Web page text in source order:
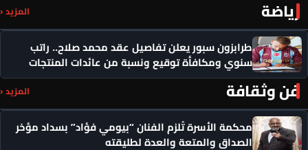
رياضة المزيد ‹
طرابزون سبور يعلن تفاصيل عقد محمد صلاح.. راتب
سنوي ومكافأة توقيع ونسبة من عائدات المنتجات
فن وثقافة المزيد ‹
محكمة الأسرة تُلزم الفنان “بيومي فؤاد” بسداد مؤخر
الصداق والمتعة والعدة لطليقته